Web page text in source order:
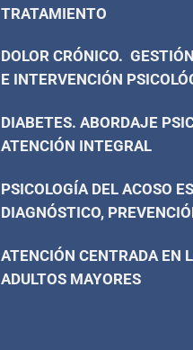
TRATAMIENTO
DOLOR CRÓNICO.
E INTERVENCIÓN
DIABETES. ABORDAJE
ATENCIÓN INTEGRAL
PSICOLOGÍA DEL ACOSO
DIAGNÓSTICO,
ATENCIÓN CENTRADA EN
ADULTOS MAYORES